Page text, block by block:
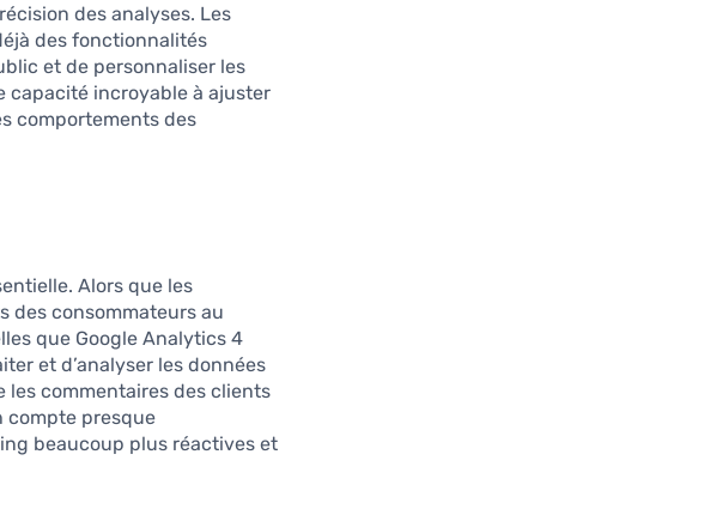
des analyses. Les
des fonctionnalités
et de personnaliser les
capacité incroyable à ajuster
comportements des
Alors que les
des consommateurs au
que Google Analytics 4
et d’analyser les données
les commentaires des clients
compte presque
beaucoup plus réactives et